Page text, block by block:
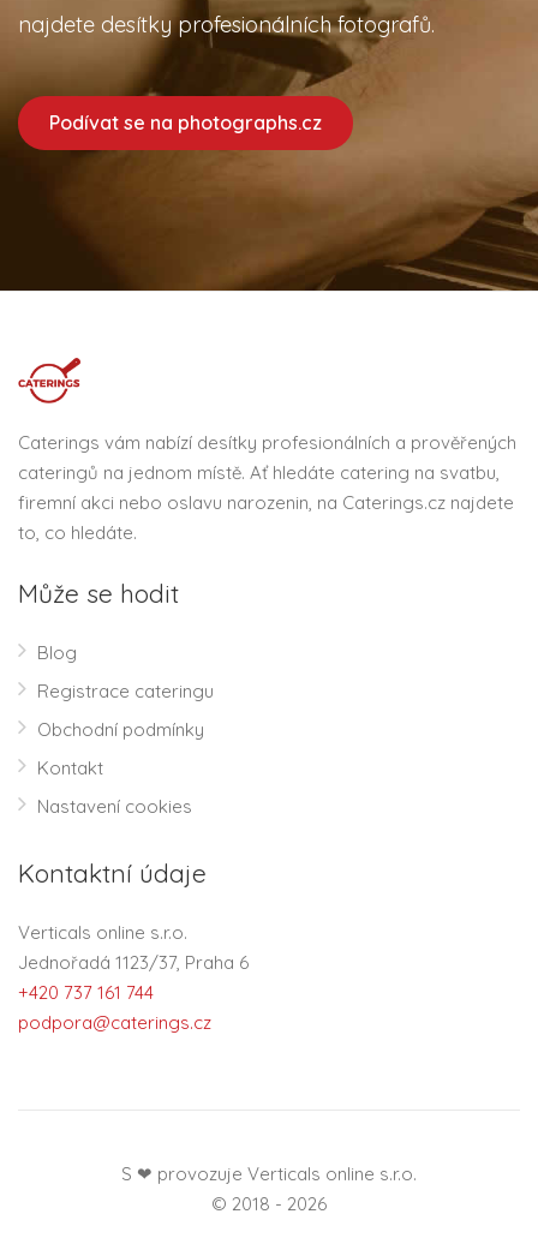
najdete desítky profesionálních fotografů.
Podívat se na photographs.cz
Caterings vám nabízí desítky profesionálních a prověřených
cateringů na jednom místě. Ať hledáte catering na svatbu,
firemní akci nebo oslavu narozenin, na Caterings.cz najdete
to, co hledáte.
Může se hodit
Blog
Registrace cateringu
Obchodní podmínky
Kontakt
Nastavení cookies
Kontaktní údaje
Verticals online s.r.o.
Jednořadá 1123/37, Praha 6
+420 737 161 744
podpora@caterings.cz
S ❤ provozuje Verticals online s.r.o.
© 2018 - 2026